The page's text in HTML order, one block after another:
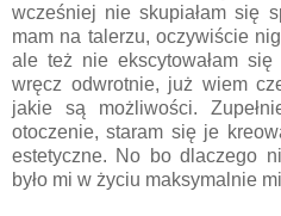
wcześniej nie skupiałam się
mam na talerzu, oczywiście
ale też nie ekscytowałam
wręcz odwrotnie, już wiem
jakie są możliwości.
otoczenie, staram się je
estetyczne. No bo dlaczego
było mi w życiu maksymalnie